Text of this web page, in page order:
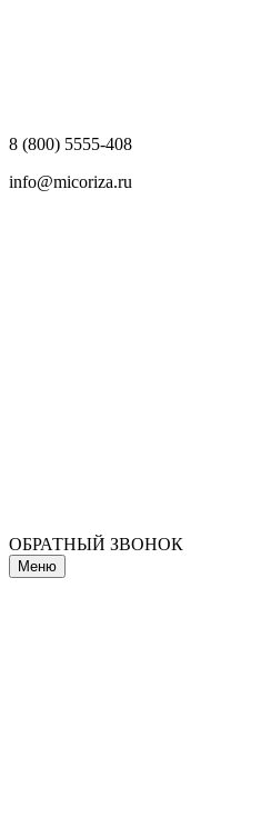
8 (800) 5555-408
info@micoriza.ru
ОБРАТНЫЙ ЗВОНОК
Меню